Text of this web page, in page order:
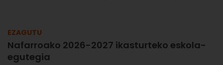
EZAGUTU
Nafarroako 2026-2027 ikasturteko eskola-
egutegia